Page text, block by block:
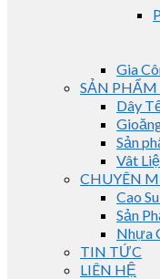
Gia
SẢN PHẨM
Dây
Sản
Vât
CHUYÊN
Cao
Sản
Nhựa
TIN TỨC
LIÊN HỆ